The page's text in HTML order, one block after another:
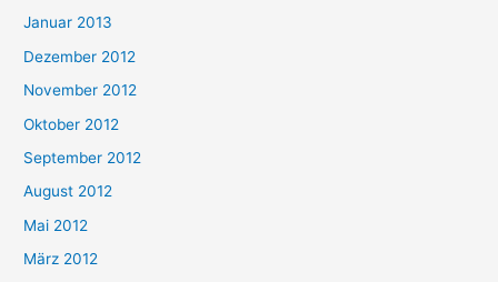
Januar 2013
Dezember 2012
November 2012
Oktober 2012
September 2012
August 2012
Mai 2012
März 2012